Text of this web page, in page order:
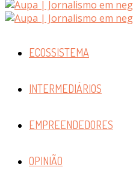
ECOSSISTEMA
INTERMEDIÁRIOS
EMPREENDEDORES
OPINIÃO